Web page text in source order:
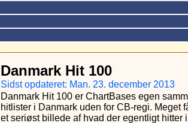
Danmark Hit 100
Sidst opdateret: Man. 23. december 2013
Danmark Hit 100 er ChartBases egen
hitlister i Danmark uden for CB-regi. Meget
et seriøst billede af hvad der egentligt hitter